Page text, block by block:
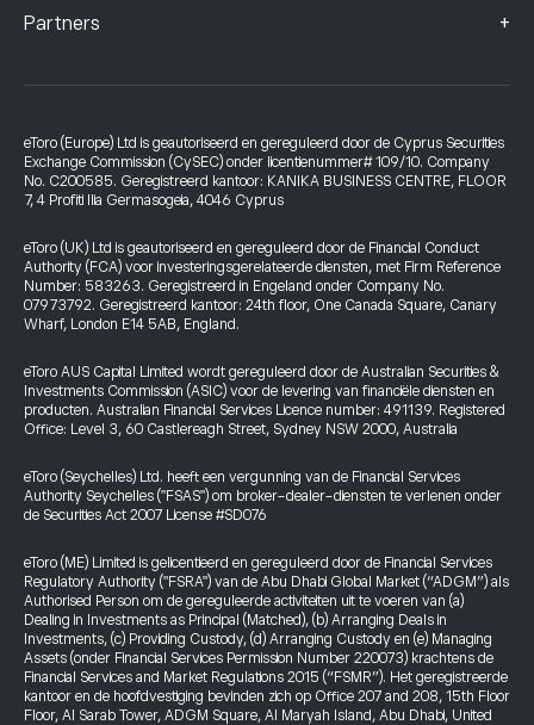
Partners +
eToro (Europe) Ltd is geautoriseerd en gereguleerd door de Cyprus Securities
Exchange Commission (CySEC) onder licentienummer# 109/10. Company
No. C200585. Geregistreerd kantoor: KANIKA BUSINESS CENTRE, FLOOR
7, 4 Profiti Ilia Germasogeia, 4046 Cyprus
eToro (UK) Ltd is geautoriseerd en gereguleerd door de Financial Conduct
Authority (FCA) voor investeringsgerelateerde diensten, met Firm Reference
Number: 583263. Geregistreerd in Engeland onder Company No.
07973792. Geregistreerd kantoor: 24th floor, One Canada Square, Canary
Wharf, London E14 5AB, England.
eToro AUS Capital Limited wordt gereguleerd door de Australian Securities &
Investments Commission (ASIC) voor de levering van financiële diensten en
producten. Australian Financial Services Licence number: 491139. Registered
Office: Level 3, 60 Castlereagh Street, Sydney NSW 2000, Australia
eToro (Seychelles) Ltd. heeft een vergunning van de Financial Services
Authority Seychelles ("FSAS") om broker-dealer-diensten te verlenen onder
de Securities Act 2007 License #SD076
eToro (ME) Limited is gelicentieerd en gereguleerd door de Financial Services
Regulatory Authority ("FSRA") van de Abu Dhabi Global Market (“ADGM”) als
Authorised Person om de gereguleerde activiteiten uit te voeren van (a)
Dealing in Investments as Principal (Matched), (b) Arranging Deals in
Investments, (c) Providing Custody, (d) Arranging Custody en (e) Managing
Assets (onder Financial Services Permission Number 220073) krachtens de
Financial Services and Market Regulations 2015 (“FSMR”). Het geregistreerde
kantoor en de hoofdvestiging bevinden zich op Office 207 and 208, 15th Floor
Floor, Al Sarab Tower, ADGM Square, Al Maryah Island, Abu Dhabi, United